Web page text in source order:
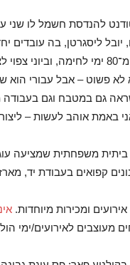
יובל ליסגרטן, בה
לאחרונה סיים סבב של יותר מ־80
פשוט – אבל עבורי הוא
גם במטבח וגם בעבודה
באמת אוהב לעשות –
ביתית משפחתית שמציעה
קפואים בעבודת יד,
ומכירות מיוחדות.
מעוצבים לאירועים/ימי